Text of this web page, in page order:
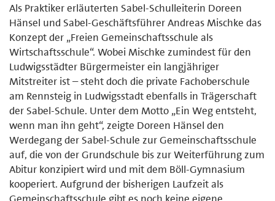
Als Praktiker erläuterten Sabel-Schulleiterin Doreen
Hänsel und Sabel-Geschäftsführer Andreas Mischke das
Konzept der „Freien Gemeinschaftsschule als
Wirtschaftsschule“. Wobei Mischke zumindest für den
Ludwigsstädter Bürgermeister ein langjähriger
Mitstreiter ist – steht doch die private Fachoberschule
am Rennsteig in Ludwigsstadt ebenfalls in Trägerschaft
der Sabel-Schule. Unter dem Motto „Ein Weg entsteht,
wenn man ihn geht“, zeigte Doreen Hänsel den
Werdegang der Sabel-Schule zur Gemeinschaftsschule
auf, die von der Grundschule bis zur Weiterführung zum
Abitur konzipiert wird und mit dem Böll-Gymnasium
kooperiert. Aufgrund der bisherigen Laufzeit als
Gemeinschaftsschule gibt es noch keine eigene